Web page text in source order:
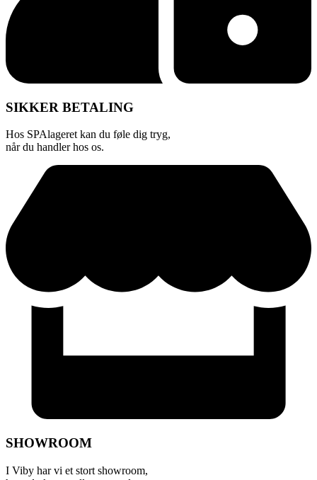
SIKKER BETALING
Hos SPAlageret kan du føle dig tryg,
når du handler hos os.
SHOWROOM
I Viby har vi et stort showroom,